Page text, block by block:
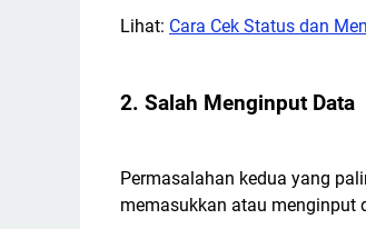
Lihat: Cara Cek Status dan
2. Salah Menginput Data
Permasalahan kedua yang
memasukkan atau menginput